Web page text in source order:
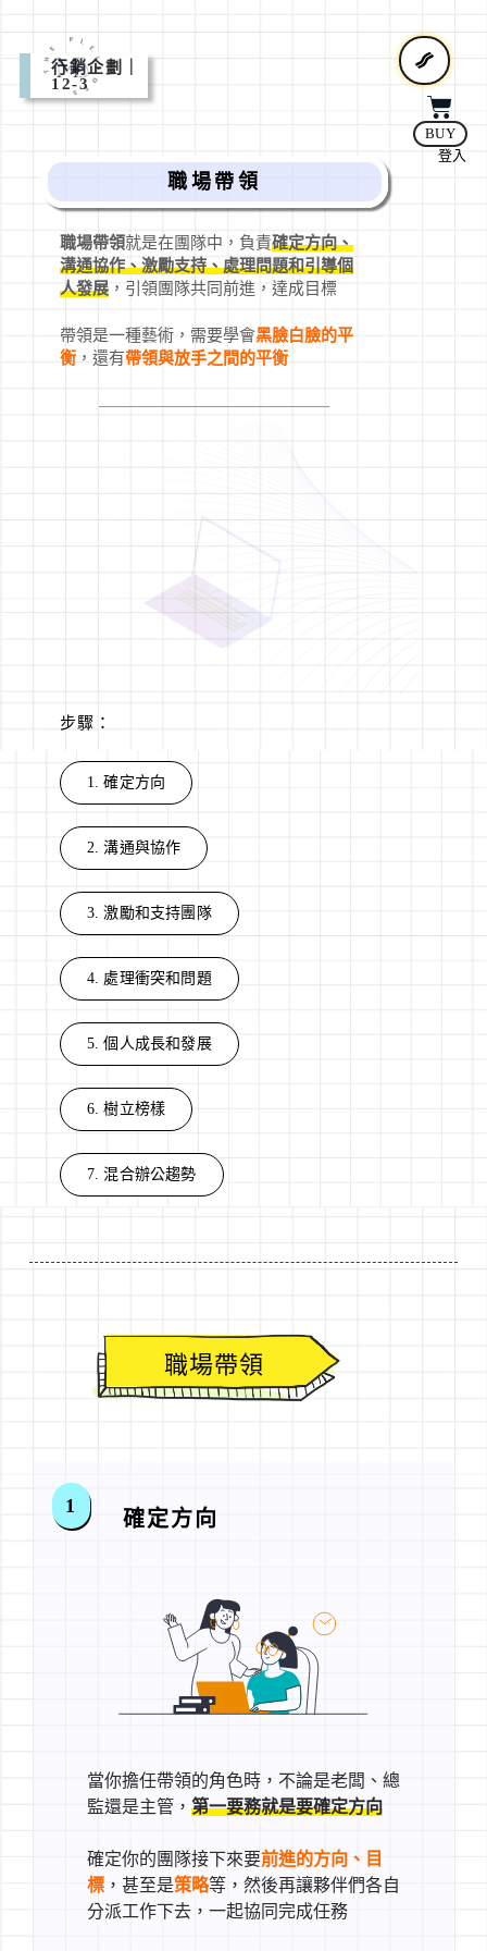
BUY
登入
行銷企劃｜
12-3
職場帶領
職場帶領就是在團隊中，負責確定方向、
溝通協作、激勵支持、處理問題和引導個
人發展 ，引領團隊共同前進，達成目標
帶領是一種藝術，需要學會黑臉白臉的平
衡 ，還有帶領與放手之間的平衡
步驟：
1. 確定方向
2. 溝通與協作
3. 激勵和支持團隊
4. 處理衝突和問題
5. 個人成長和發展
6. 樹立榜樣
7. 混合辦公趨勢
職場帶領
1
確定方向
當你擔任帶領的角色時，不論是老闆、總
監還是主管， 第一要務就是要確定方向
確定你的團隊接下來要前進的方向、目
標，甚至是策略等，然後再讓夥伴們各自
分派工作下去，一起協同完成任務